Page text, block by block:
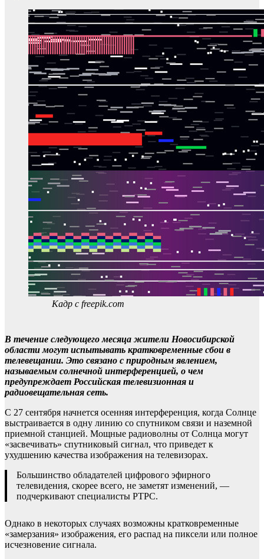
Кадр с freepik.com
В течение следующего месяца жители Новосибирской
области могут испытывать кратковременные сбои в
телевещании. Это связано с природным явлением,
называемым солнечной интерференцией, о чем
предупреждает Российская телевизионная и
радиовещательная сеть.
С 27 сентября начнется осенняя интерференция, когда Солнце
выстраивается в одну линию со спутником связи и наземной
приемной станцией. Мощные радиоволны от Солнца могут
«засвечивать» спутниковый сигнал, что приведет к
ухудшению качества изображения на телевизорах.
Большинство обладателей цифрового эфирного
телевидения, скорее всего, не заметят изменений, —
подчеркивают специалисты РТРС.
Однако в некоторых случаях возможны кратковременные
«замерзания» изображения, его распад на пиксели или полное
исчезновение сигнала.